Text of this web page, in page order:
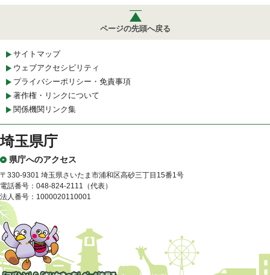
ページの先頭へ戻る
サイトマップ
ウェブアクセシビリティ
プライバシーポリシー・免責事項
著作権・リンクについて
関係機関リンク集
埼玉県庁
県庁へのアクセス
〒330-9301 埼玉県さいたま市浦和区高砂三丁目15番1号
電話番号：048-824-2111（代表）
法人番号：1000020110001